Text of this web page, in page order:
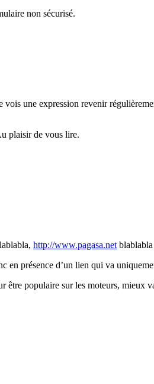
non sécurisé.
une expression revenir
plaisir de vous lire.
http://www.pagasa.net
en présence d’un lien qui va
être populaire sur les moteurs, mieux